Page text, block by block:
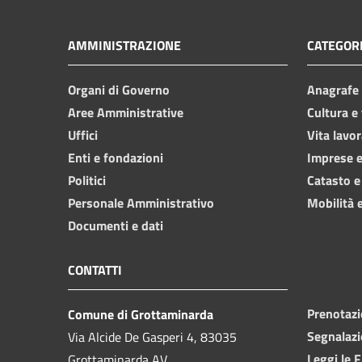
AMMINISTRAZIONE
Organi di Governo
Aree Amministrative
Uffici
Enti e fondazioni
Politici
Personale Amministrativo
Documenti e dati
Cultura
Vita
Imprese
Catasto
Mobilità
CONTATTI
Comune di Grottaminarda
Via Alcide De Gasperi 4, 83035